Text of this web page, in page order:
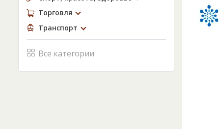
Торговля
Транспорт
Все категории